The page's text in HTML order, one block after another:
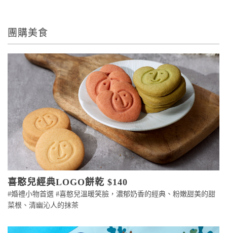
團購美食
喜憨兒經典LOGO餅乾 $140
#婚禮小物首選 #喜憨兒溫暖笑臉，濃郁奶香的經典、粉嫩甜美的甜
菜根、清幽沁人的抹茶